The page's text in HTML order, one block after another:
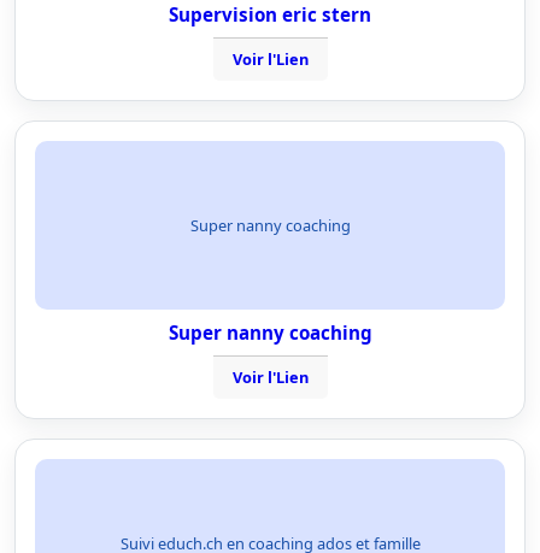
Supervision eric stern
Voir l'Lien
Super nanny coaching
Super nanny coaching
Voir l'Lien
Suivi educh.ch en coaching ados et famille